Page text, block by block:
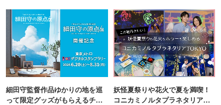
細田守監督作品ゆかりの地を巡
って限定グッズがもらえるチャ
妖怪夏祭りや花火で夏を満喫！
コニカミノルタプラネタリア